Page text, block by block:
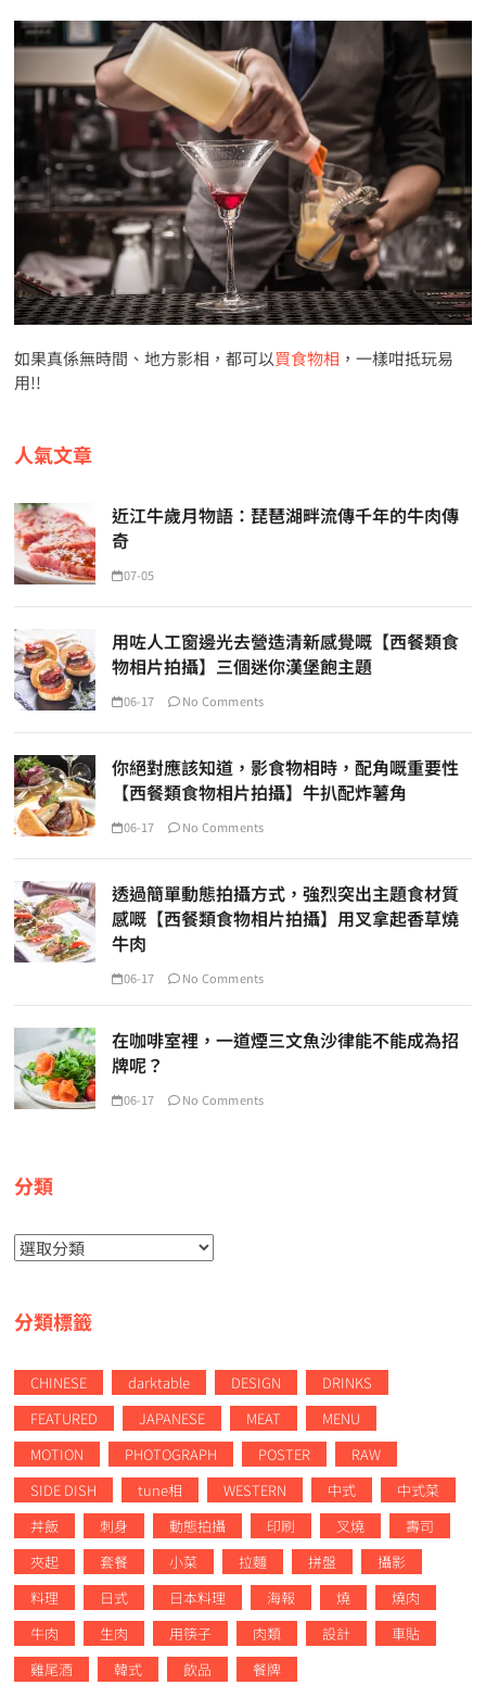
如果真係無時間、地方影相，都可以買食物相 ，一樣咁抵玩易
用!!
人氣文章
近江牛歲月物語：琵琶湖畔流傳千年的牛肉傳
奇
07-05
用咗人工窗邊光去營造清新感覺嘅【西餐類食
物相片拍攝】三個迷你漢堡飽主題
06-17 No Comments
你絕對應該知道，影食物相時，配角嘅重要性
【西餐類食物相片拍攝】牛扒配炸薯角
06-17 No Comments
透過簡單動態拍攝方式，強烈突出主題食材質
感嘅【西餐類食物相片拍攝】用叉拿起香草燒
牛肉
06-17 No Comments
在咖啡室裡，一道煙三文魚沙律能不能成為招
牌呢？
06-17 No Comments
分類
分
類
分類標籤
CHINESE darktable DESIGN
DRINKS
FEATURED
JAPANESE MEAT
MENU
MOTION
PHOTOGRAPH POSTER
RAW
SIDE DISH
tune相 WESTERN 中式
中式菜
丼飯
刺身 動態拍攝 印刷 叉燒
壽司
夾起
套餐 小菜 拉麵 拼盤
攝影
料理
日式 日本料理 海報 燒
燒肉
牛肉
生肉 用筷子 肉類 設計
車貼
雞尾酒
韓式 飲品 餐牌